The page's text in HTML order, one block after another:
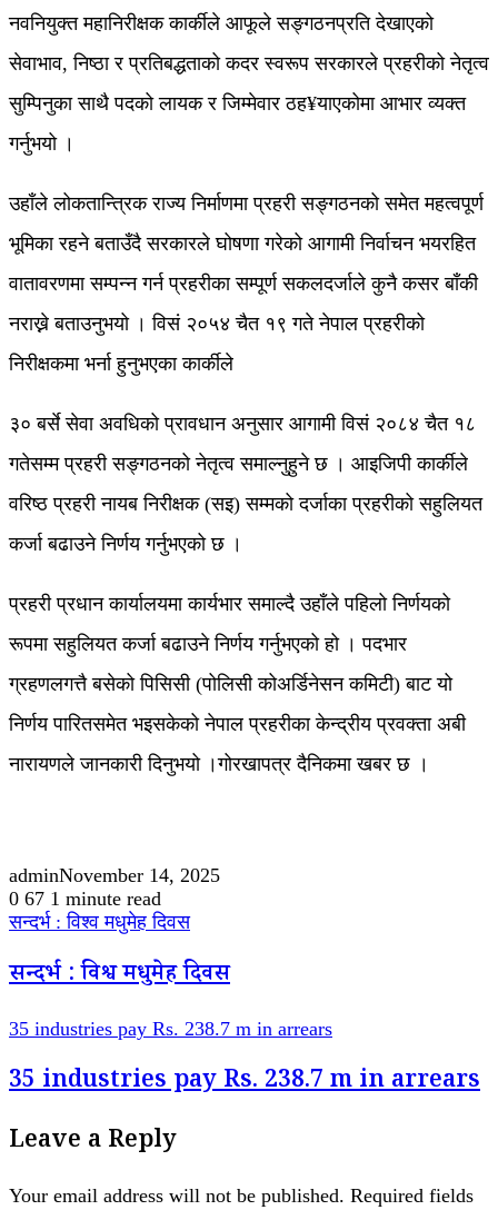
नवनियुक्त महानिरीक्षक कार्कीले आफूले सङ्गठनप्रति देखाएको
सेवाभाव, निष्ठा र प्रतिबद्धताको कदर स्वरूप सरकारले प्रहरीको नेतृत्व
सुम्पिनुका साथै पदको लायक र जिम्मेवार ठह¥याएकोमा आभार व्यक्त
गर्नुभयो ।
उहाँले लोकतान्त्रिक राज्य निर्माणमा प्रहरी सङ्गठनको समेत महत्वपूर्ण
भूमिका रहने बताउँदै सरकारले घोषणा गरेको आगामी निर्वाचन भयरहित
वातावरणमा सम्पन्न गर्न प्रहरीका सम्पूर्ण सकलदर्जाले कुनै कसर बाँकी
नराख्ने बताउनुभयो । विसं २०५४ चैत १९ गते नेपाल प्रहरीको
निरीक्षकमा भर्ना हुनुभएका कार्कीले
३० बर्से सेवा अवधिको प्रावधान अनुसार आगामी विसं २०८४ चैत १८
गतेसम्म प्रहरी सङ्गठनको नेतृत्व समाल्नुहुने छ । आइजिपी कार्कीले
वरिष्ठ प्रहरी नायब निरीक्षक (सइ) सम्मको दर्जाका प्रहरीको सहुलियत
कर्जा बढाउने निर्णय गर्नुभएको छ ।
प्रहरी प्रधान कार्यालयमा कार्यभार समाल्दै उहाँले पहिलो निर्णयको
रूपमा सहुलियत कर्जा बढाउने निर्णय गर्नुभएको हो । पदभार
ग्रहणलगत्तै बसेको पिसिसी (पोलिसी कोअर्डिनेसन कमिटी) बाट यो
निर्णय पारितसमेत भइसकेको नेपाल प्रहरीका केन्द्रीय प्रवक्ता अबी
नारायणले जानकारी दिनुभयो ।गोरखापत्र दैनिकमा खबर छ ।
adminNovember 14, 2025
0 67 1 minute read
सन्दर्भ : विश्व मधुमेह दिवस
सन्दर्भ : विश्व मधुमेह दिवस
35 industries pay Rs. 238.7 m in arrears
35 industries pay Rs. 238.7 m in arrears
Leave a Reply
Your email address will not be published. Required fields